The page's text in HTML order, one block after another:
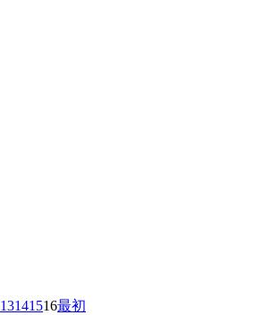
13141516最初